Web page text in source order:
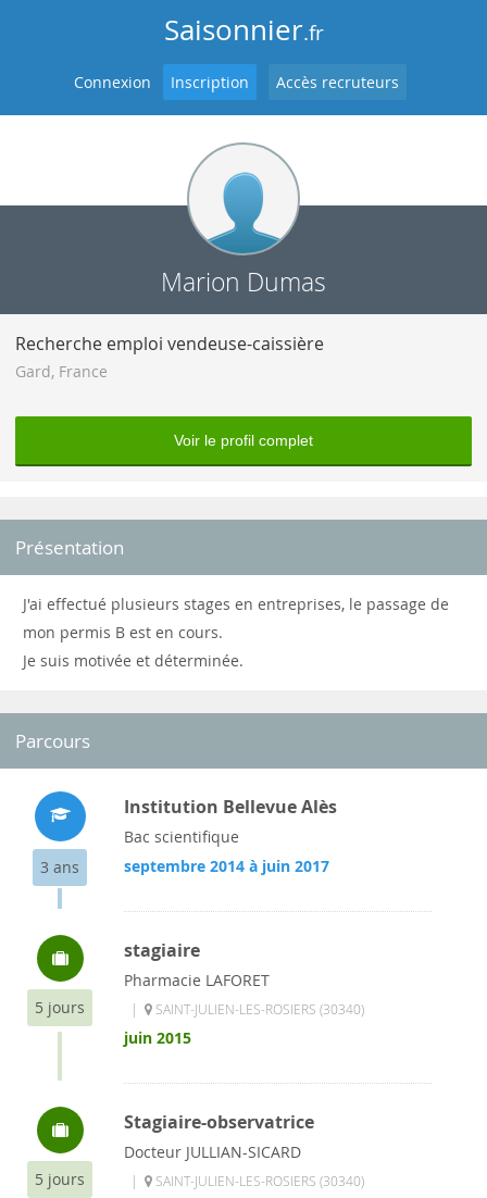
Saisonnier.fr
Connexion Inscription Accès recruteurs
Marion Dumas
Recherche emploi vendeuse-caissière
Gard, France
Voir le profil complet
Présentation
J'ai effectué plusieurs stages en entreprises, le passage de
mon permis B est en cours.
Je suis motivée et déterminée.
Parcours
3 ans
Institution Bellevue Alès
Bac scientifique
septembre 2014 à juin 2017
5 jours
stagiaire
Pharmacie LAFORET
| SAINT-JULIEN-LES-ROSIERS (30340)
juin 2015
5 jours
Stagiaire-observatrice
Docteur JULLIAN-SICARD
| SAINT-JULIEN-LES-ROSIERS (30340)